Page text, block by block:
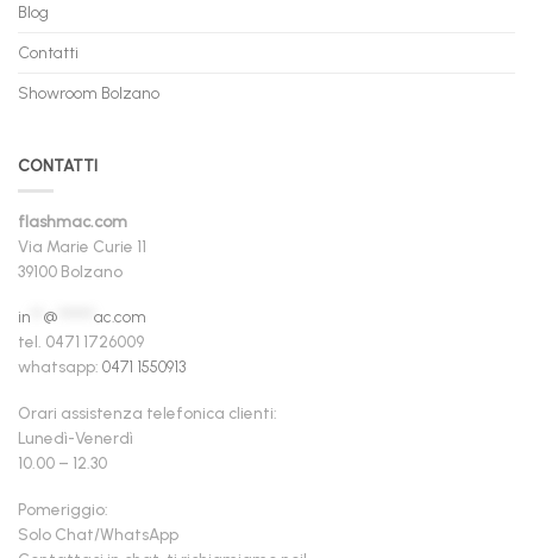
Blog
Contatti
Showroom Bolzano
CONTATTI
flashmac.com
Via Marie Curie 11
39100 Bolzano
in @
ac.com
tel. 0471 1726009
whatsapp: 0471 1550913
Orari assistenza telefonica clienti:
Lunedì-Venerdì
10.00 – 12.30
Pomeriggio:
Solo Chat/WhatsApp